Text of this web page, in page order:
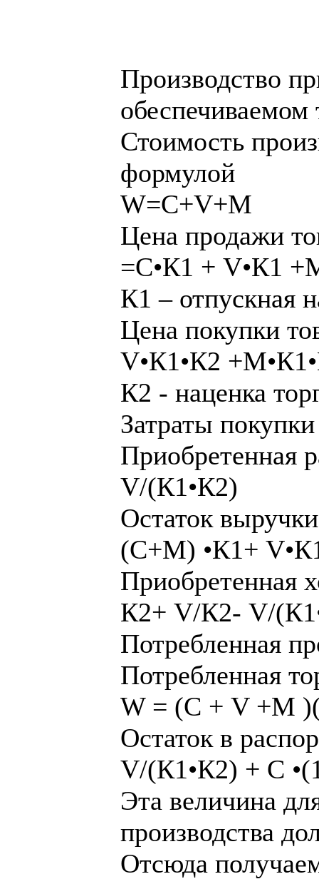
Производство
Стоимость
формулой
W=C+V+M
Цена продажи
=С•К1 + V•К1
К1 – отпускная
Цена покупки
V•К1•К2
К2 - наценка
Затраты
Приобретенная
V/(К1•К2)
Остаток
(С+М) •К1+
Приобретенная
К2+ V/К2- V/
Потребленная
Потребленная
W = (С + V +M
Остаток в
V/(К1•К2) + С
Эта величина
производства
Отсюда